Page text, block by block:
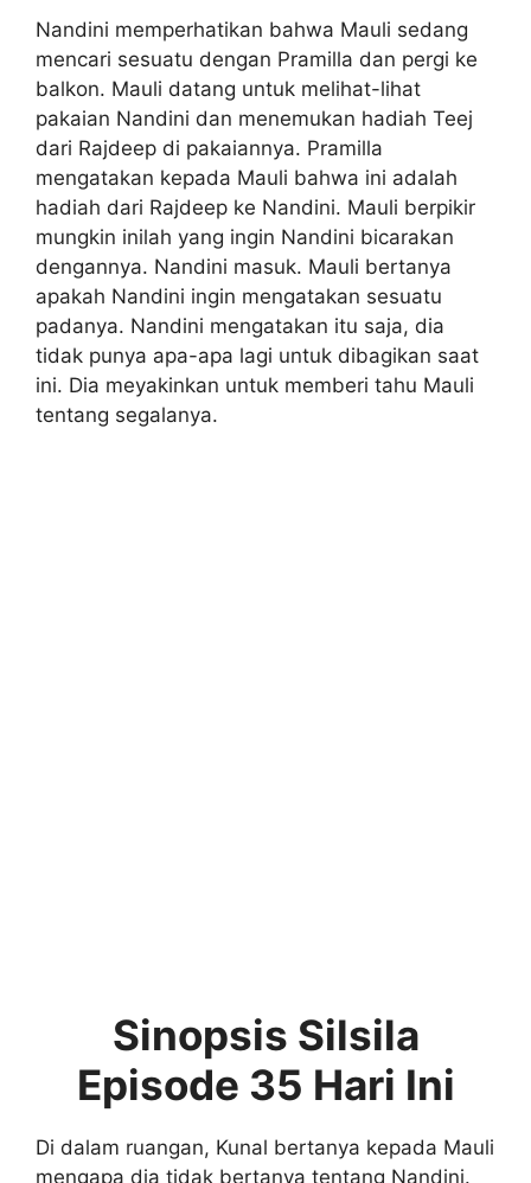
Nandini memperhatikan bahwa Mauli sedang
mencari sesuatu dengan Pramilla dan pergi ke
balkon. Mauli datang untuk melihat-lihat
pakaian Nandini dan menemukan hadiah Teej
dari Rajdeep di pakaiannya. Pramilla
mengatakan kepada Mauli bahwa ini adalah
hadiah dari Rajdeep ke Nandini. Mauli berpikir
mungkin inilah yang ingin Nandini bicarakan
dengannya. Nandini masuk. Mauli bertanya
apakah Nandini ingin mengatakan sesuatu
padanya. Nandini mengatakan itu saja, dia
tidak punya apa-apa lagi untuk dibagikan saat
ini. Dia meyakinkan untuk memberi tahu Mauli
tentang segalanya.
Sinopsis Silsila
Episode 35 Hari Ini
Di dalam ruangan, Kunal bertanya kepada Mauli
mengapa dia tidak bertanya tentang Nandini.